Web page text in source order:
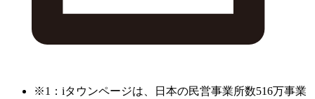
※1：iタウンページは、日本の民営事業所数516万事業